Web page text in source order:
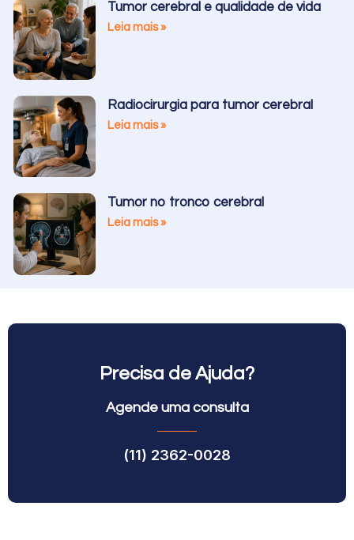
Tumor cerebral e qualidade de vida
Leia mais »
Radiocirurgia para tumor cerebral
Leia mais »
Tumor no tronco cerebral
Leia mais »
Precisa de Ajuda?
Agende uma consulta
(11) 2362-0028